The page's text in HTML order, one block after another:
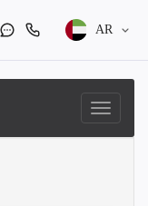
AR